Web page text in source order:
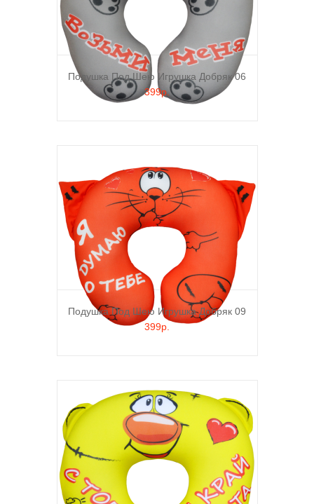
Подушка Под Шею Игрушка Добряк 06
399р.
Подушка Под Шею Игрушка Добряк 09
399р.